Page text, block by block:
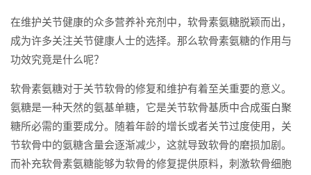
在维护关节健康的众多营养补充剂中，软骨素氨糖脱颖而出，
成为许多关注关节健康人士的选择。那么软骨素氨糖的作用与
功效究竟是什么呢？
软骨素氨糖对于关节软骨的修复和维护有着至关重要的意义。
氨糖是一种天然的氨基单糖，它是关节软骨基质中合成蛋白聚
糖所必需的重要成分。随着年龄的增长或者关节过度使用，关
节软骨中的氨糖含量会逐渐减少，这就导致软骨的磨损加剧。
而补充软骨素氨糖能够为软骨的修复提供原料，刺激软骨细胞